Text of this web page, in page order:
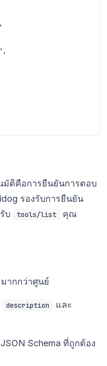
มัติคือการยืนยันการตอบ
รองรับการยืนยัน
บ
tools/list
คุณ
มากกว่าศูนย์
description และ
Schema ที่ถูกต้อง